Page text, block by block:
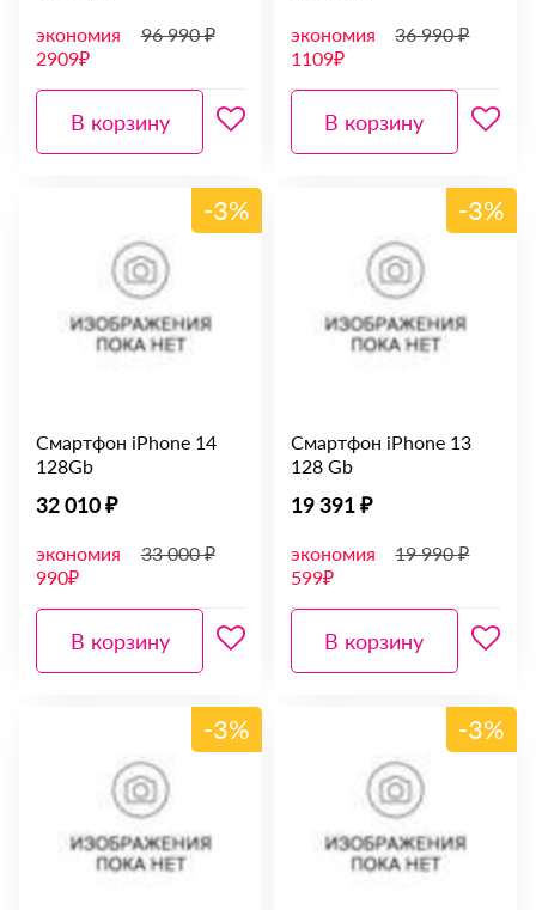
экономия
2909₽
96 990 ₽
В корзину
экономия
1109₽
36 990 ₽
В корзину
-3%
Смартфон iPhone 14
128Gb
32 010 ₽
экономия
990₽
33 000 ₽
В корзину
-3%
Смартфон iPhone 13
128 Gb
19 391 ₽
экономия
599₽
19 990 ₽
В корзину
-3% -3%